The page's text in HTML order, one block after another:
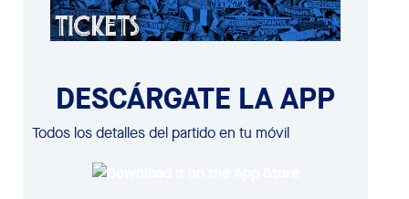
DESCÁRGATE LA APP
Todos los detalles del partido en tu móvil